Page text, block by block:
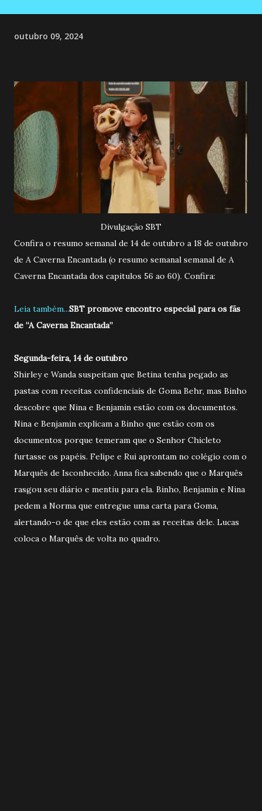
outubro 09, 2024
Divulgação SBT
Confira o resumo semanal de 14 de outubro a 18 de outubro
de A Caverna Encantada (o resumo semanal semanal de A
Caverna Encantada dos capitulos 56 ao 60). Confira:
Leia também...SBT promove encontro especial para os fãs
de “A Caverna Encantada”
Segunda-feira, 14 de outubro
Shirley e Wanda suspeitam que Betina tenha pegado as
pastas com receitas confidenciais de Goma Behr, mas Binho
descobre que Nina e Benjamin estão com os documentos.
Nina e Benjamin explicam a Binho que estão com os
documentos porque temeram que o Senhor Chicleto
furtasse os papéis. Felipe e Rui aprontam no colégio com o
Marquês de Isconhecido. Anna fica sabendo que o Marquês
rasgou seu diário e mentiu para ela. Binho, Benjamin e Nina
pedem a Norma que entregue uma carta para Goma,
alertando-o de que eles estão com as receitas dele. Lucas
coloca o Marquês de volta no quadro.